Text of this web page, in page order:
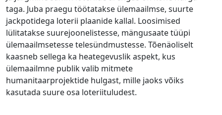
taga. Juba praegu töötatakse ülemaailmse, suurte
jackpotidega loterii plaanide kallal. Loosimised
lülitatakse suurejoonelistesse, mängusaate tüüpi
ülemaailmsetesse telesündmustesse. Tõenäoliselt
kaasneb sellega ka heategevuslik aspekt, kus
ülemaailmne publik valib mitmete
humanitaarprojektide hulgast, mille jaoks võiks
kasutada suure osa loteriituludest.